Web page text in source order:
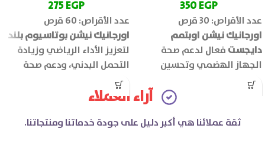
350EGP
عدد الأقراص: 30 قرص
اورجانيك نيشن اوبتمم
دايجستفعال لدعم صحة
الجهاز الهضمي وتحسين
كفاءة الهضم ويقلل اضطرابات
الجهاز الهضمي مثل الانتفاخ
275EGP
عدد الأقراص: 60 قرص
اورجانيك نيشن بوتاسيوم بلند
لتعزيز الأداء الرياضي وزيادة
التحمل البدني، ودعم صحة
العضلات والجهاز العصبي.
آراء العملاء
ثقة عملائنا هي أكبر دليل على جودة خدماتنا ومنتجاتنا.